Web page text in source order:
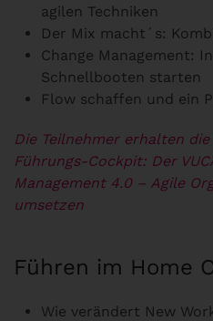
agilen Techniken
Der Mix macht´s:
Change Management:
Schnellbooten starten
Flow schaffen und ein
Die Teilnehmer erhalten die
Führungs-Cockpit: Der
Management 4.0 – Agile
umsetzen
Führen im Home
Wie verändert New